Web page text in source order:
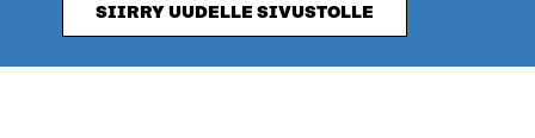
SIIRRY UUDELLE SIVUSTOLLE